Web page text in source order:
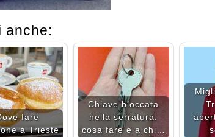
anche:
fare
a Trieste
Chiave bloccata
nella serratura:
cosa fare e a chi…